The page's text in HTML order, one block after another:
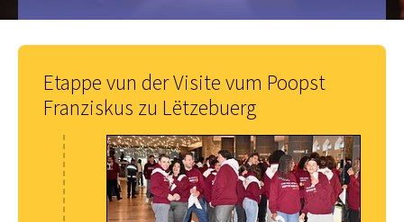
Etappe vun der Visite vum Poopst
Franziskus zu Lëtzebuerg